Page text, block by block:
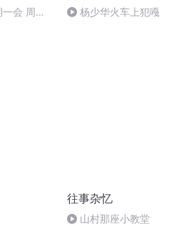
一会 周末
杨少华火车上犯嘠
往事杂忆
山村那座小教堂